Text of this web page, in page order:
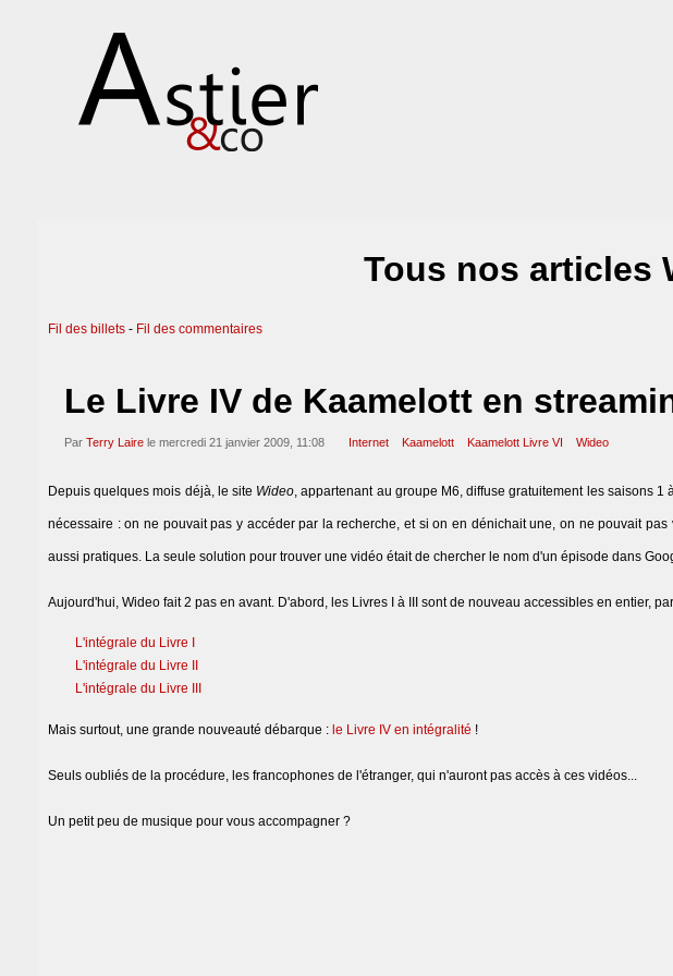
Tous nos articles
Fil des billets - Fil des commentaires
Le Livre IV de Kaamelott en
Par Terry Laire le mercredi 21 janvier 2009, 11:08 Internet Kaamelott Kaamelott Livre VI Wideo
Depuis quelques mois déjà, le site Wideo, appartenant au groupe M6, diffuse gratuitement les saisons 1
nécessaire : on ne pouvait pas y accéder par la recherche, et si on en dénichait une, on ne pouvait
aussi pratiques. La seule solution pour trouver une vidéo était de chercher le nom d'un épisode dans
Aujourd'hui, Wideo fait 2 pas en avant. D'abord, les Livres I à III sont de nouveau accessibles en entier,
L'intégrale du Livre I
L'intégrale du Livre II
L'intégrale du Livre III
Mais surtout, une grande nouveauté débarque : le Livre IV en intégralité !
Seuls oubliés de la procédure, les francophones de l'étranger, qui n'auront pas accès à ces vidéos...
Un petit peu de musique pour vous accompagner ?